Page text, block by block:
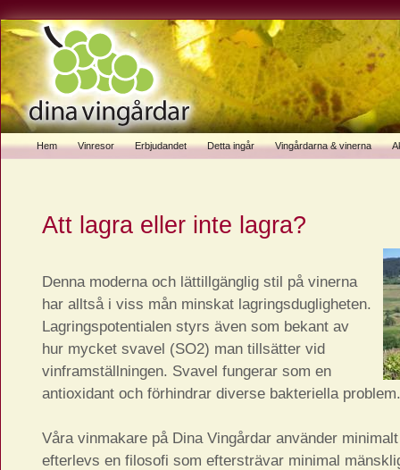
Hem Vinresor Erbjudandet Detta ingår Vingårdarna & vinerna
Att lagra eller inte lagra?
Denna moderna och lättillgänglig stil på vinerna
har alltså i viss mån minskat lagringsdugligheten.
Lagringspotentialen styrs även som bekant av
hur mycket svavel (SO2) man tillsätter vid
vinframställningen. Svavel fungerar som en
antioxidant och förhindrar diverse bakteriella problem.
Våra vinmakare på Dina Vingårdar använder
efterlevs en filosofi som eftersträvar minimal